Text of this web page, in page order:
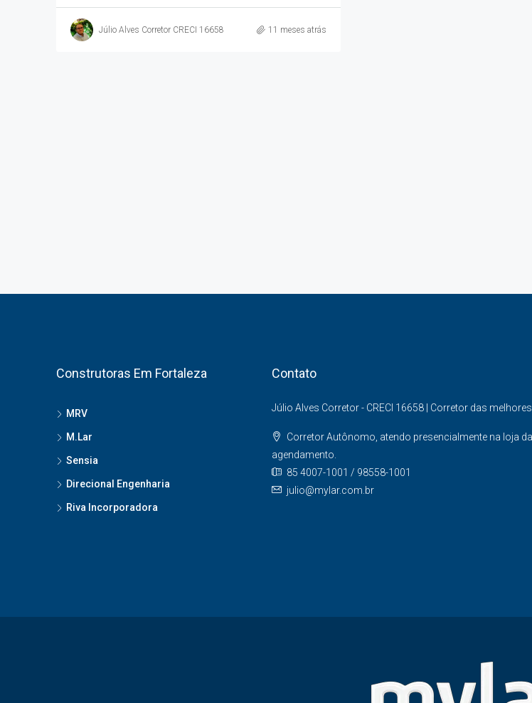
Júlio Alves Corretor CRECI 16658 11 meses atrás
Construtoras Em Fortaleza
MRV
M.Lar
Sensia
Direcional Engenharia
Riva Incorporadora
Contato
Júlio Alves Corretor - CRECI 16658 | Corretor das
Corretor Autônomo, atendo presencialmente na loja
agendamento.
85 4007-1001 / 98558-1001
julio@mylar.com.br